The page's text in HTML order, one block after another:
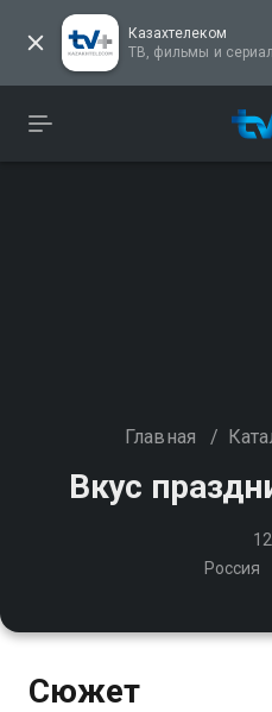
Казахтелеком
ТВ, фильмы и
Главная /
Вкус
Россия
Сюжет